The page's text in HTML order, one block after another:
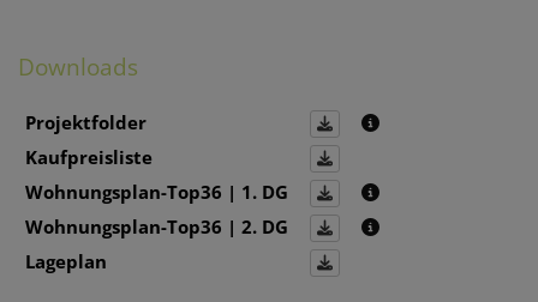
Downloads
Projektfolder
Kaufpreisliste
Wohnungsplan-Top36 | 1. DG
Wohnungsplan-Top36 | 2. DG
Lageplan